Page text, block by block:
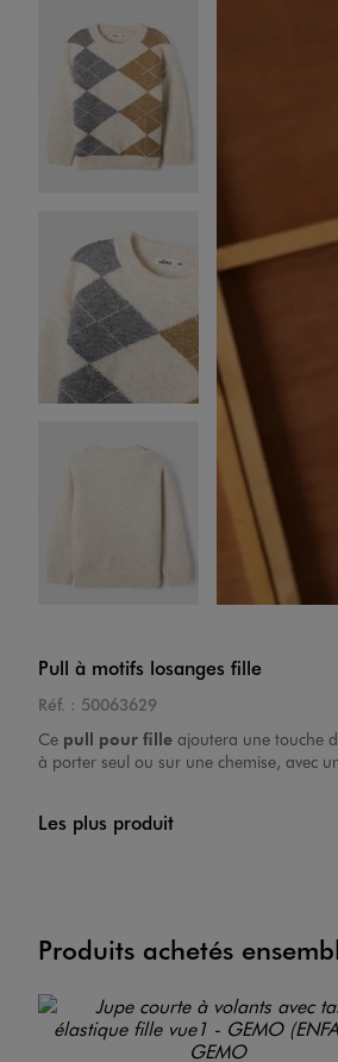
Image 3 sur 4
Pull à motifs losanges fille
Réf. : 50063629
Ce pull pour fille ajoutera une touche
à porter seul ou sur une chemise, avec
Les plus produit
Produits achetés